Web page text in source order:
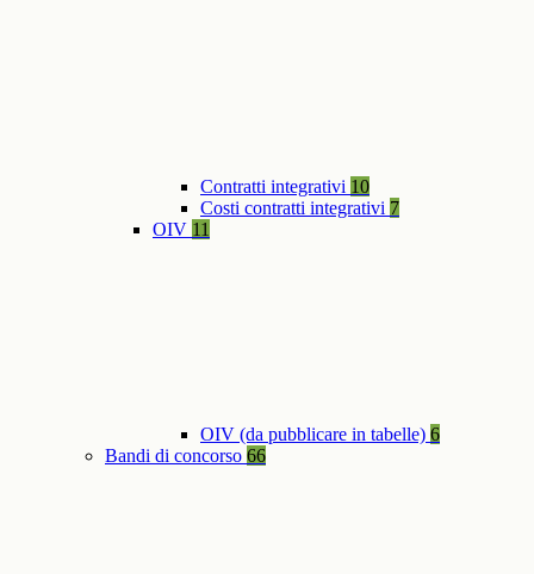
Contratti integrativi 10
Costi contratti integrativi 7
OIV 11
OIV (da pubblicare in tabelle) 6
Bandi di concorso 66